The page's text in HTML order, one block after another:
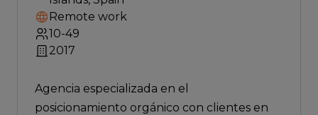
Remote work
10-49
2017
Agencia especializada en el
posicionamiento orgánico con clientes en